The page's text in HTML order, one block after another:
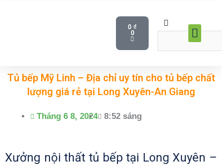
0 ₫
0
Cart
TìmTìm
Tủ bếp Mỹ Linh – Địa chỉ uy tín cho tủ bếp chất
lượng giá rẻ tại Long Xuyên-An Giang
Tháng 6 8, 2024 8:52 sáng
Xưởng nội thất tủ bếp tại Long Xuyên –